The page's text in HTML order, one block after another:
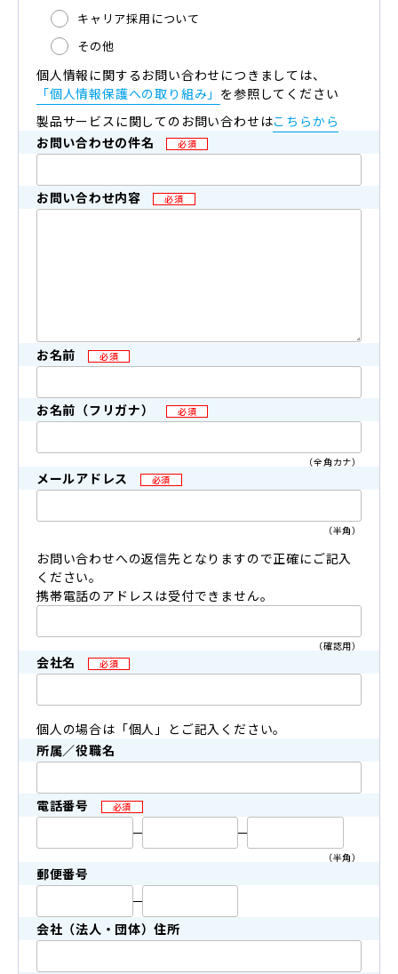
キャリア採用について
その他
個人情報に関するお問い合わせにつきましては、
「個人情報保護への取り組み」 を参照してください
製品サービスに関してのお問い合わせはこちらから
お問い合わせの件名
必須
お問い合わせ内容 必須
お名前 必須
お名前（フリガナ） 必須
（全角カナ）
メールアドレス 必須
（半角）
お問い合わせへの返信先となりますので正確にご記入
ください。
携帯電話のアドレスは受付できません。
（確認用）
会社名 必須
個人の場合は「個人」とご記入ください。
所属／役職名
電話番号 必須
（半角）
郵便番号
会社（法人・団体）住所